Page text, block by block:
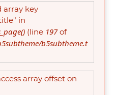
ошибке
array key
in
(line 197of
b5subtheme.t
array offset on